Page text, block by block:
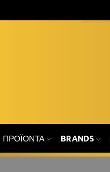
ΠΡΟΪΌΝΤΑ BRANDS